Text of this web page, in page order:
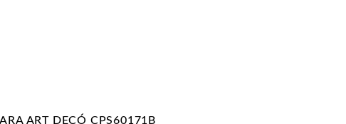
ART DECÓ CPS60171B